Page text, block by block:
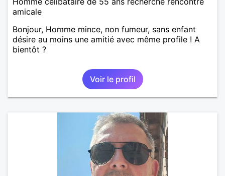
amicale
Bonjour, Homme mince, non fumeur, sans enfant
désire au moins une amitié avec même profile ! A
bientôt ?
Voir le profil